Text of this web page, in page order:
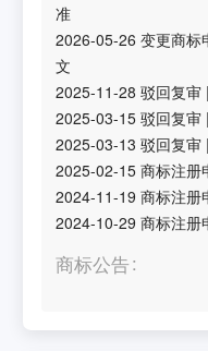
准
2026-05-26 变更商标
文
2025-11-28 驳回复审
2025-03-15 驳回复审
2025-03-13 驳回复审
2025-02-15 商标注册
2024-11-19 商标注册
2024-10-29 商标注册
商标公告